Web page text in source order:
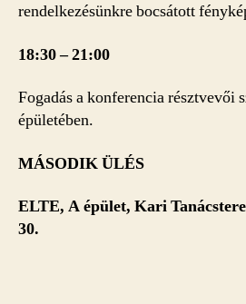
rendelkezésünkre bocsátott
18:30–21:00
Fogadás a konferencia résztvevői
épületében.
MÁSODIK ÜLÉS
ELTE, A épület, Kari
30.